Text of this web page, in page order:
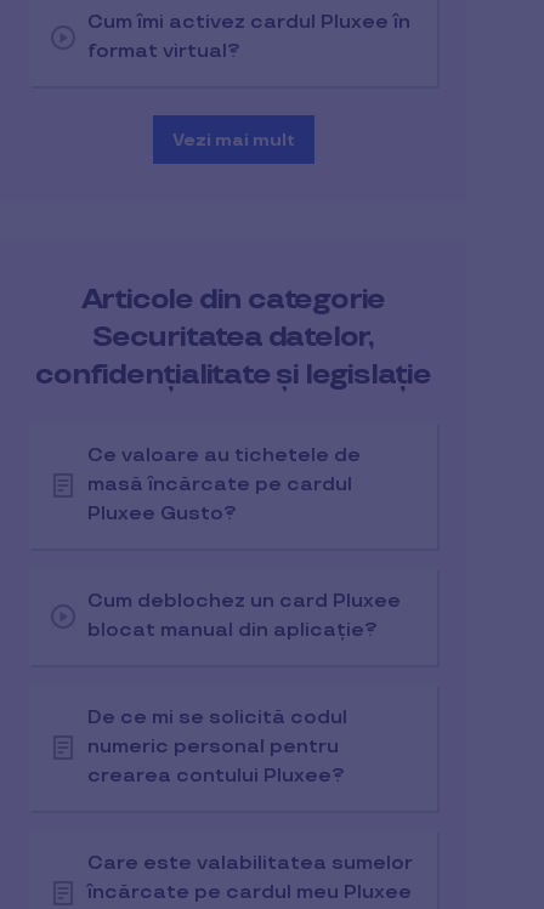
Cum îmi activez cardul Pluxee în
format virtual?
Vezi mai mult
Articole din categorie
Securitatea datelor,
confidențialitate și legislație
Ce valoare au tichetele de
masă încărcate pe cardul
Pluxee Gusto?
Cum deblochez un card Pluxee
blocat manual din aplicație?
De ce mi se solicită codul
numeric personal pentru
crearea contului Pluxee?
Care este valabilitatea sumelor
încărcate pe cardul meu Pluxee